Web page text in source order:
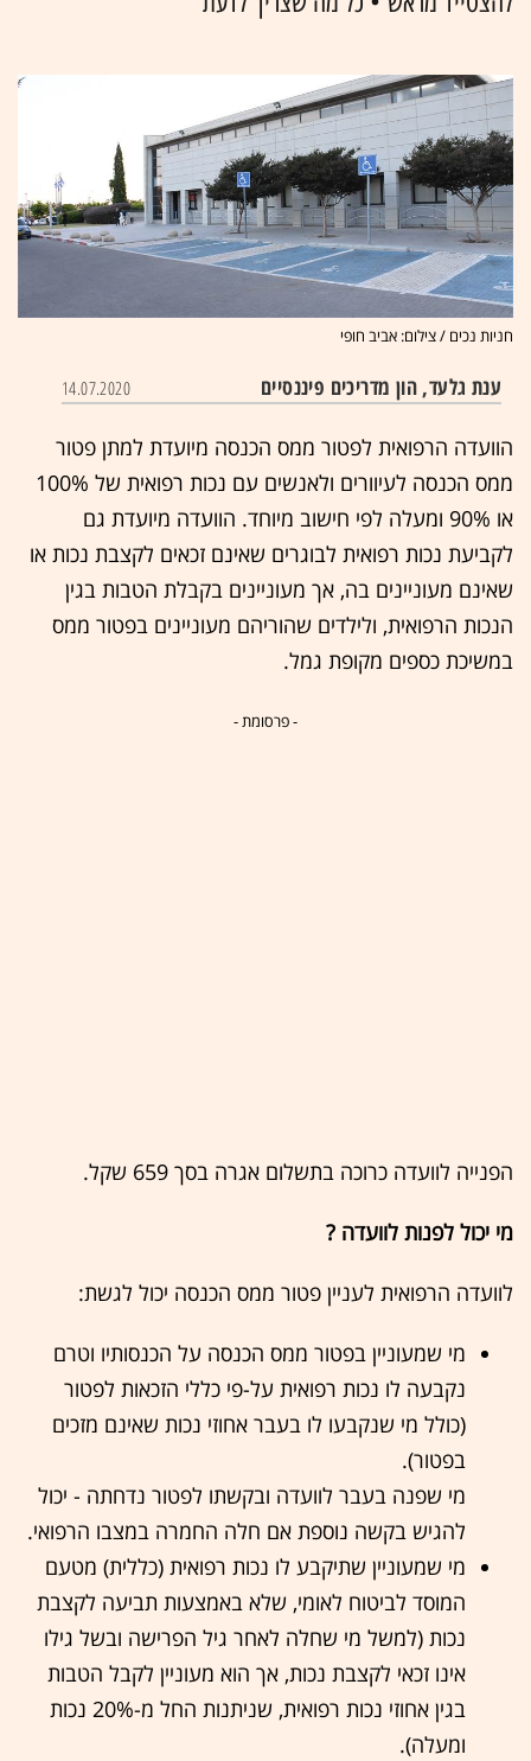
חניות נכים / צילום: אביב חופי
ענת גלעד, הון מדריכים פיננסיים 14.07.2020
הוועדה הרפואית לפטור ממס הכנסה מיועדת למתן פטור
ממס הכנסה לעיוורים ולאנשים עם נכות רפואית של 100%
או 90% ומעלה לפי חישוב מיוחד. הוועדה מיועדת גם
לקביעת נכות רפואית לבוגרים שאינם זכאים לקצבת נכות או
שאינם מעוניינים בה, אך מעוניינים בקבלת הטבות בגין
הנכות הרפואית, ולילדים שהוריהם מעוניינים בפטור ממס
במשיכת כספים מקופת גמל.
- פרסומת -
הפנייה לוועדה כרוכה בתשלום אגרה בסך 659 שקל.
מי יכול לפנות לוועדה ?
לוועדה הרפואית לעניין פטור ממס הכנסה יכול לגשת:
מי שמעוניין בפטור ממס הכנסה על הכנסותיו וטרם
נקבעה לו נכות רפואית על-פי כללי הזכאות לפטור
(כולל מי שנקבעו לו בעבר אחוזי נכות שאינם מזכים
בפטור).
מי שפנה בעבר לוועדה ובקשתו לפטור נדחתה - יכול
להגיש בקשה נוספת אם חלה החמרה במצבו הרפואי.
מי שמעוניין שתיקבע לו נכות רפואית (כללית) מטעם
המוסד לביטוח לאומי, שלא באמצעות תביעה לקצבת
נכות (למשל מי שחלה לאחר גיל הפרישה ובשל גילו
אינו זכאי לקצבת נכות, אך הוא מעוניין לקבל הטבות
בגין אחוזי נכות רפואית, שניתנות החל מ-20% נכות
ומעלה).